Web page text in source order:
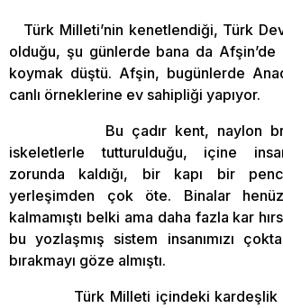
Türk Milleti’nin kenetlendiği, Türk
olduğu, şu günlerde bana da Afşin’de
koymak düştü. Afşin, bugünlerde
canlı örneklerine ev sahipliği yapıyor.
Bu çadır kent, naylon
iskeletlerle tutturulduğu, içine
zorunda kaldığı, bir kapı bir
yerleşimden çok öte. Binalar
kalmamıştı belki ama daha fazla kar
bu yozlaşmış sistem insanımızı
bırakmayı göze almıştı.
Türk Milleti içindeki kardeşlik